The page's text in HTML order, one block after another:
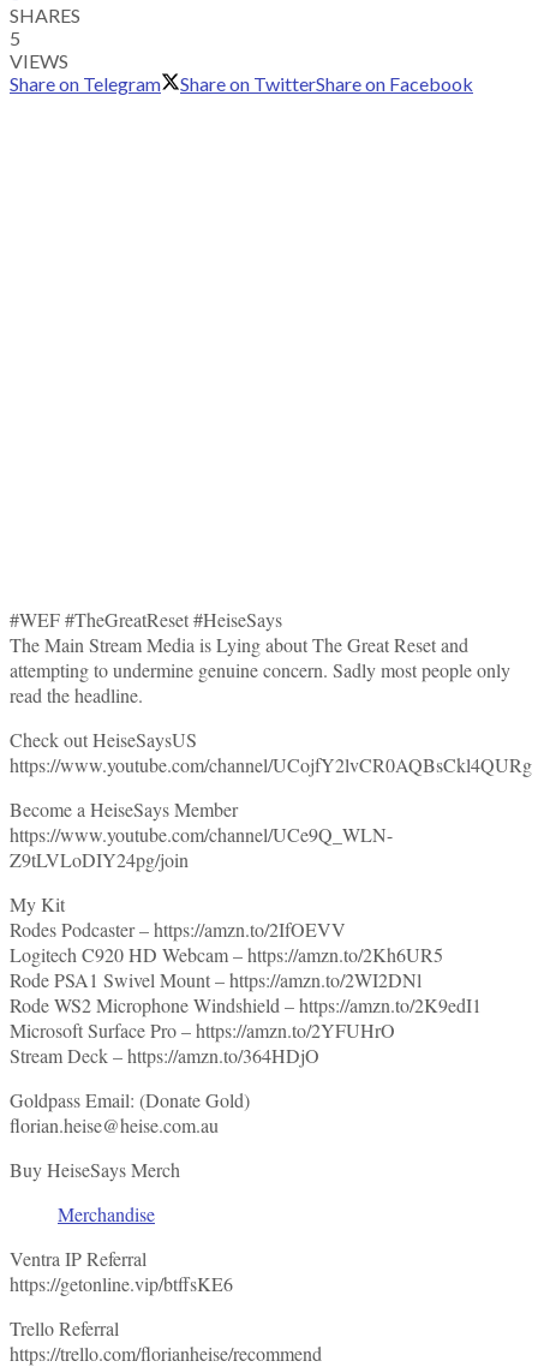
SHARES
5
VIEWS
Share on Telegram
Share on TwitterShare on Facebook
#WEF #TheGreatReset #HeiseSays
The Main Stream Media is Lying about The Great Reset and
attempting to undermine genuine concern. Sadly most people only
read the headline.
Check out HeiseSaysUS
https://www.youtube.com/channel/UCojfY2lvCR0AQBsCkl4QURg
Become a HeiseSays Member
https://www.youtube.com/channel/UCe9Q_WLN-
Z9tLVLoDIY24pg/join
My Kit
Rodes Podcaster – https://amzn.to/2IfOEVV
Logitech C920 HD Webcam – https://amzn.to/2Kh6UR5
Rode PSA1 Swivel Mount – https://amzn.to/2WI2DNl
Rode WS2 Microphone Windshield – https://amzn.to/2K9edI1
Microsoft Surface Pro – https://amzn.to/2YFUHrO
Stream Deck – https://amzn.to/364HDjO
Goldpass Email: (Donate Gold)
florian.heise@heise.com.au
Buy HeiseSays Merch
Merchandise
Ventra IP Referral
https://getonline.vip/btffsKE6
Trello Referral
https://trello.com/florianheise/recommend